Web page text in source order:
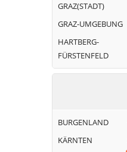
GRAZ(STADT)
GRAZ-UMGEBUNG
HARTBERG-
FÜRSTENFELD
BURGENLAND
KÄRNTEN